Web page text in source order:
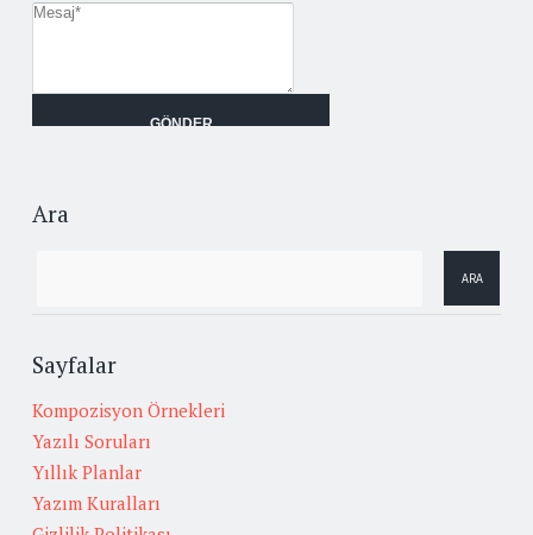
Ara
Sayfalar
Kompozisyon Örnekleri
Yazılı Soruları
Yıllık Planlar
Yazım Kuralları